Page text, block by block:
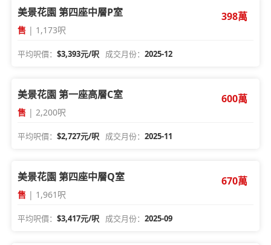
美景花園 第四座中層P室
售 | 1,173呎
398萬
平均呎價：$3,393元/呎 成交月份：2025-12
美景花園 第一座高層C室
售 | 2,200呎
600萬
平均呎價：$2,727元/呎 成交月份：2025-11
美景花園 第四座中層Q室
售 | 1,961呎
670萬
平均呎價：$3,417元/呎 成交月份：2025-09